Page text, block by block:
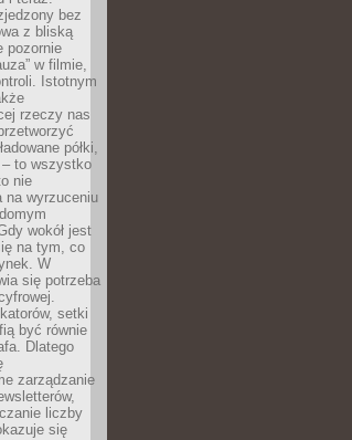
bez
z bliską
pozornie
w filmie,
Istotnym
rzeczy nas
półki,
to wszystko
nie
na wyrzuceniu
wokół jest
na tym, co
W
się potrzeba
setki
być równie
Dlatego
zarządzanie
liczby
się